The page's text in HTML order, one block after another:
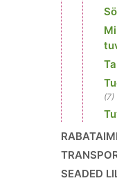
(7)
SEADED